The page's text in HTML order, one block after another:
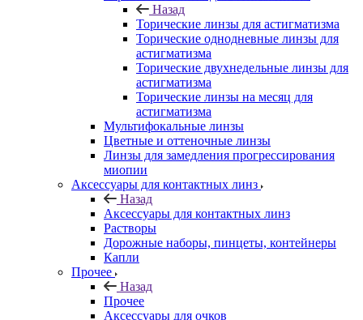
Назад
Торические линзы для астигматизма
Торические однодневные линзы для
астигматизма
Торические двухнедельные линзы для
астигматизма
Торические линзы на месяц для
астигматизма
Мультифокальные линзы
Цветные и оттеночные линзы
Линзы для замедления прогрессирования
миопии
Аксессуары для контактных линз
Назад
Аксессуары для контактных линз
Растворы
Дорожные наборы, пинцеты, контейнеры
Капли
Прочее
Назад
Прочее
Аксессуары для очков